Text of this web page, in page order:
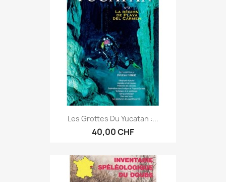
Les Grottes Du Yucatan :...
40,00 CHF